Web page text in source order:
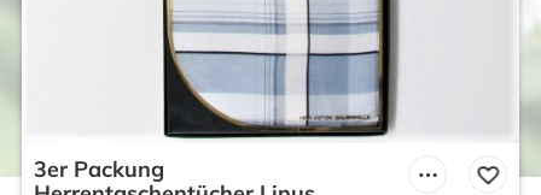
3er Packung